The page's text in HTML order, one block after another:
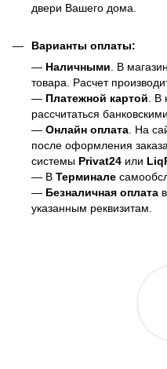
двери Вашего дома.
Варианты оплаты:
— Наличными. В
товара. Расчет
— Платежной картой. В
рассчитаться
— Онлайн оплата. На
после оформления
системы Privat24 или
— В Терминале
— Безналичная оплата
указанным реквизитам.